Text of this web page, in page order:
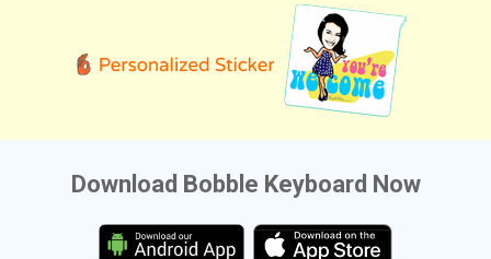
Download Bobble Keyboard Now